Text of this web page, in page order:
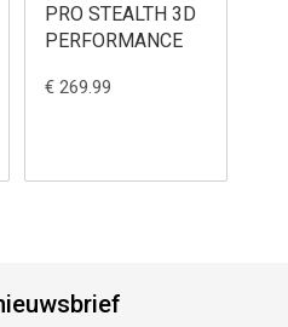
PRO STEALTH 3D
PERFORMANCE
€ 269.99